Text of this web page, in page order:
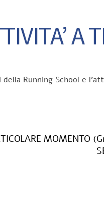
A
Running School e
MOMENTO